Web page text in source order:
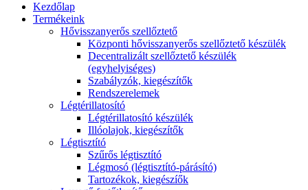
Kezdőlap
Termékeink
Hővisszanyerős szellőztető
Központi hővisszanyerős szellőztető készülék
Decentralizált szellőztető készülék
(egyhelyiséges)
Szabályzók, kiegészítők
Rendszerelemek
Légtérillatosító
Légtérillatosító készülék
Illóolajok, kiegészítők
Légtisztító
Szűrős légtisztító
Légmosó (légtisztító-párásító)
Tartozékok, kiegészíők